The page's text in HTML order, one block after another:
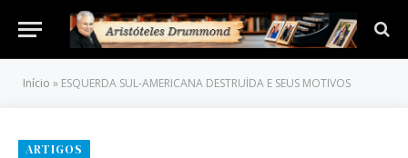
Início » ESQUERDA SUL-AMERICANA DESTRUÍDA E SEUS MOTIVOS
ARTIGOS